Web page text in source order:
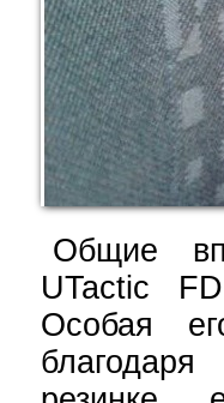
Общие
UTactic
Особая